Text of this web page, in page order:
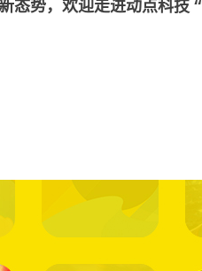
态势，欢迎走进动点科技 “